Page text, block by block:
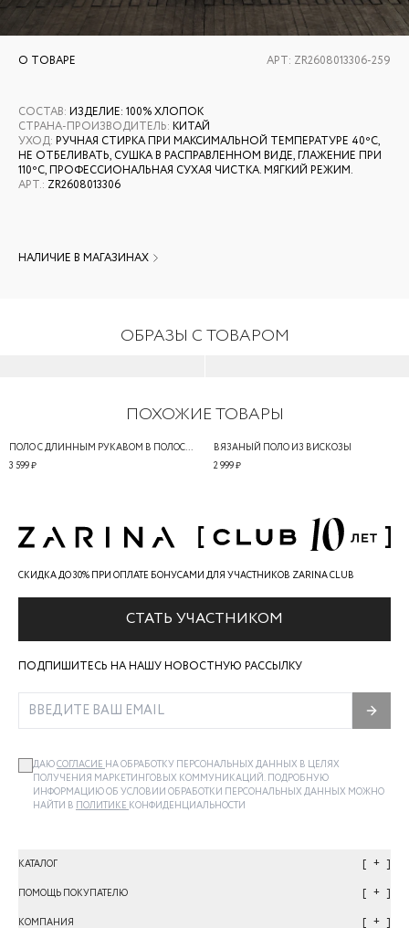
О ТОВАРЕ АРТ: ZR2608013306-259
СОСТАВ: ИЗДЕЛИЕ: 100% ХЛОПОК
СТРАНА-ПРОИЗВОДИТЕЛЬ: КИТАЙ
УХОД: РУЧНАЯ СТИРКА ПРИ МАКСИМАЛЬНОЙ ТЕМПЕРАТУРЕ 40ºС,
НЕ ОТБЕЛИВАТЬ, СУШКА В РАСПРАВЛЕННОМ ВИДЕ, ГЛАЖЕНИЕ ПРИ
110ºС, ПРОФЕССИОНАЛЬНАЯ СУХАЯ ЧИСТКА. МЯГКИЙ РЕЖИМ.
АРТ.: ZR2608013306
НАЛИЧИЕ В МАГАЗИНАХ
ОБРАЗЫ С ТОВАРОМ
ПОХОЖИЕ ТОВАРЫ
ПОЛО С ДЛИННЫМ РУКАВОМ В ПОЛОСКУ
3 599 ₽
ВЯЗАНЫЙ ПОЛО ИЗ ВИСКОЗЫ
2 999 ₽
СКИДКА ДО 30% ПРИ ОПЛАТЕ БОНУСАМИ ДЛЯ УЧАСТНИКОВ ZARINA CLUB
СТАТЬ УЧАСТНИКОМ
ПОДПИШИТЕСЬ НА НАШУ НОВОСТНУЮ РАССЫЛКУ
ДАЮСОГЛАСИЕ НА ОБРАБОТКУ ПЕРСОНАЛЬНЫХ ДАННЫХ В ЦЕЛЯХ
ПОЛУЧЕНИЯ МАРКЕТИНГОВЫХ КОММУНИКАЦИЙ. ПОДРОБНУЮ
ИНФОРМАЦИЮ ОБ УСЛОВИИ ОБРАБОТКИ ПЕРСОНАЛЬНЫХ ДАННЫХ МОЖНО
НАЙТИ В ПОЛИТИКЕ КОНФИДЕНЦИАЛЬНОСТИ
КАТАЛОГ +
ПОМОЩЬ ПОКУПАТЕЛЮ +
КОМПАНИЯ +